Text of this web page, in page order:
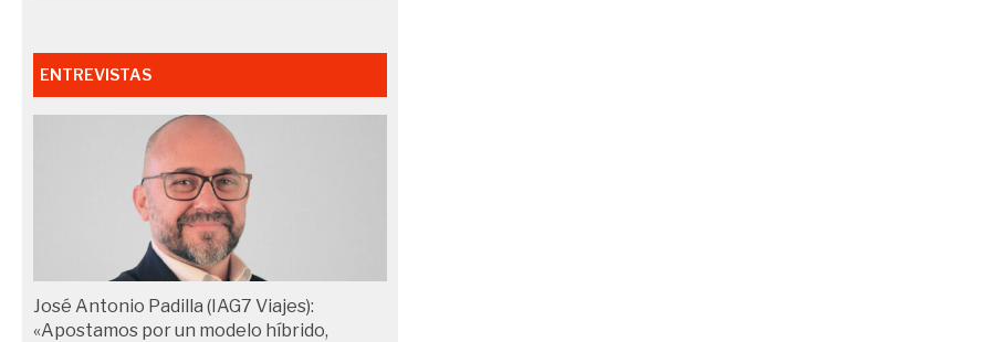
ENTREVISTAS
José Antonio Padilla (IAG7 Viajes):
«Apostamos por un modelo híbrido,